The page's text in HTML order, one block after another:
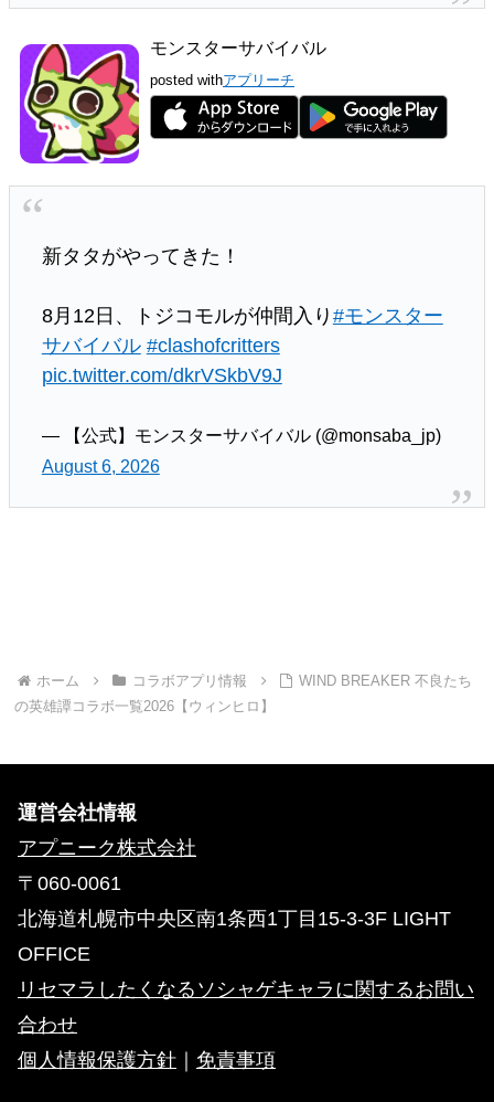
モンスターサバイバル
posted withアプリーチ
新タタがやってきた！
8月12日、トジコモルが仲間入り #モンスター
サバイバル #clashofcritters
pic.twitter.com/dkrVSkbV9J
— 【公式】モンスターサバイバル (@monsaba_jp)
August 6, 2026
ホーム コラボアプリ情報
WIND BREAKER 不良たち
の英雄譚コラボ一覧2026【ウィンヒロ】
運営会社情報
アプニーク株式会社
〒060-0061
北海道札幌市中央区南1条西1丁目15-3-3F LIGHT
OFFICE
リセマラしたくなるソシャゲキャラに関するお問い
合わせ
個人情報保護方針 ｜ 免責事項